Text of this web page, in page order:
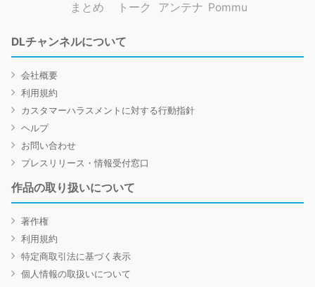
まとめ トーク アンテナ Pommu
DLチャンネルについて
会社概要
利用規約
カスタマーハラスメントに対する行動指針
ヘルプ
お問い合わせ
プレスリリース・情報受付窓口
作品の取り扱いについて
著作権
利用規約
特定商取引法に基づく表示
個人情報の取扱いについて